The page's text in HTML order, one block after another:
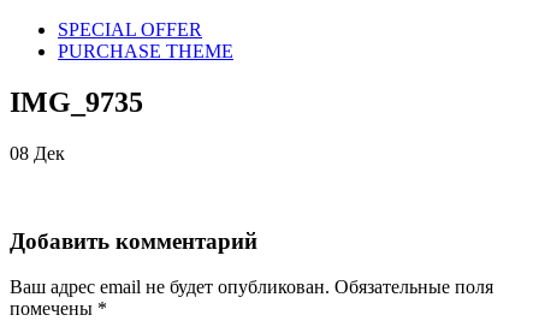
SPECIAL OFFER
PURCHASE THEME
IMG_9735
08 Дек
Добавить комментарий
Ваш адрес email не будет опубликован. Обязательные поля
помечены *